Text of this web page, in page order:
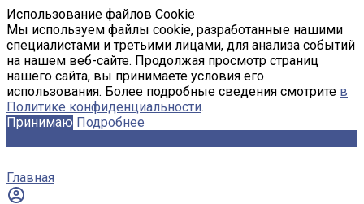
Использование файлов Cookie
Мы используем файлы cookie, разработанные нашими
специалистами и третьими лицами, для анализа событий
на нашем веб-сайте. Продолжая просмотр страниц
нашего сайта, вы принимаете условия его
использования. Более подробные сведения смотрите в
Политике конфиденциальности.
Принимаю Подробнее
Главная